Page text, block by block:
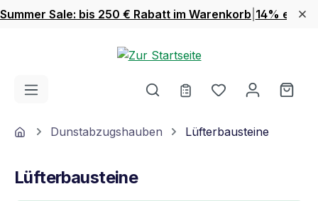
Zum Hauptinhalt springen
Summer Sale: bis 250 € Rabatt im Warenkorb 14% extra
Du hast 0
HomeDunstabzugshauben Lüfterbausteine
Lüfterbausteine